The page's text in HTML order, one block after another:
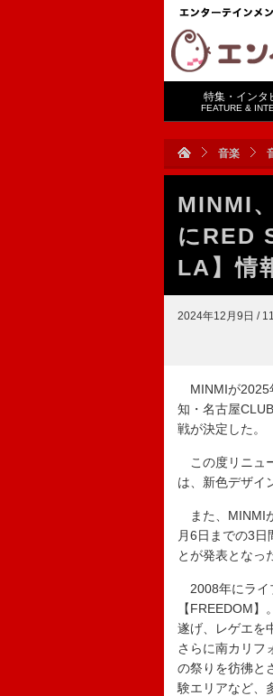
特集・インタ
FEATURE &
音楽
MINMI
にRED
LA】情
2024年12月9日 /
MINMIが2025
知・名古屋
戦が決定した。
この度リニュ
は、新色デザイ
また、MINMI
月6日までの3
とが発表となっ
2008年にライ
【FREEDOM
遂げ、レゲエを
さらに南カリフ
の祭りを彷彿と
験エリアなど、